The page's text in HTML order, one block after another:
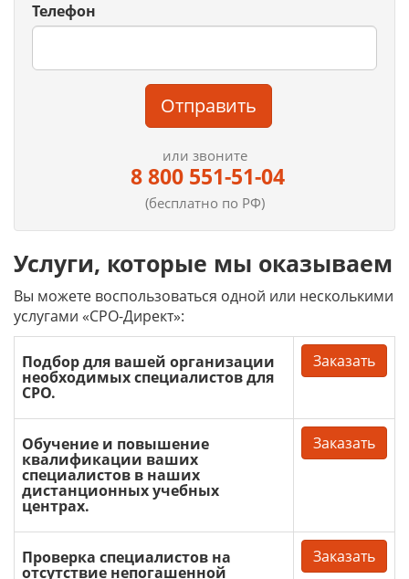
Телефон
Отправить
или звоните
8 800 551-51-04
(бесплатно по РФ)
Услуги, которые мы оказываем
Вы можете воспользоваться одной или несколькими
услугами «СРО-Директ»:
Подбор для вашей организации
необходимых специалистов для
СРО.
Заказать
Обучение и повышение
квалификации ваших
специалистов в наших
дистанционных учебных
центрах.
Заказать
Проверка специалистов на
отсутствие непогашенной
Заказать